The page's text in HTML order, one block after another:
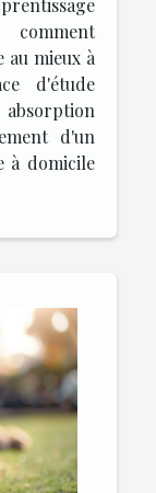
mieux à
d'étude
d'un
à domicile